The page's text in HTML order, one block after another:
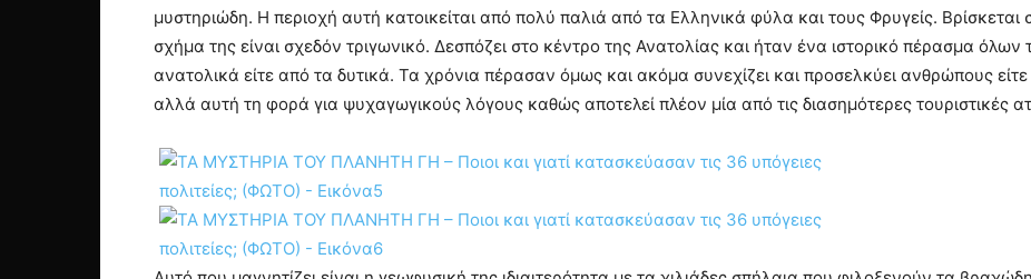
μυστηριώδη. Η περιοχή αυτή κατοικείται από πολύ παλιά από τα Ελληνικά φύλα και τους Φρυγείς. Βρίσκεται
σχήμα της είναι σχεδόν τριγωνικό. Δεσπόζει στο κέντρο της Ανατολίας και ήταν ένα ιστορικό πέρασμα
ανατολικά είτε από τα δυτικά. Τα χρόνια πέρασαν όμως και ακόμα συνεχίζει και προσελκύει ανθρώπους
αλλά αυτή τη φορά για ψυχαγωγικούς λόγους καθώς αποτελεί πλέον μία από τις διασημότερες τουριστικές